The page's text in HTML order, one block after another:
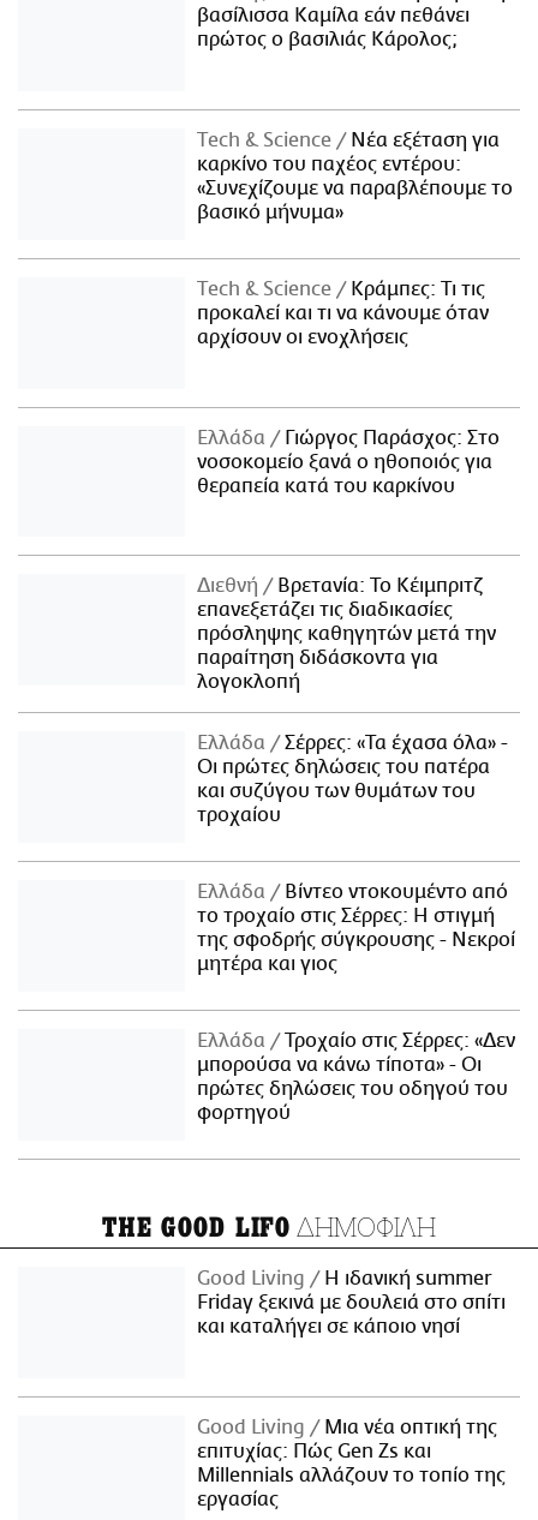
βασίλισσα Καμίλα εάν πεθάνει
πρώτος ο βασιλιάς Κάρολος;
Τech & Science
Νέα εξέταση για
καρκίνο του παχέος εντέρου:
«Συνεχίζουμε να παραβλέπουμε το
βασικό μήνυμα»
Τech & Science
Κράμπες: Τι τις
προκαλεί και τι να κάνουμε όταν
αρχίσουν οι ενοχλήσεις
Ελλάδα
Γιώργος Παράσχος: Στο
νοσοκομείο ξανά ο ηθοποιός για
θεραπεία κατά του καρκίνου
Διεθνή
Βρετανία: Το Κέιμπριτζ
επανεξετάζει τις διαδικασίες
πρόσληψης καθηγητών μετά την
παραίτηση διδάσκοντα για
λογοκλοπή
Ελλάδα
Σέρρες: «Τα έχασα όλα» -
Οι πρώτες δηλώσεις του πατέρα
και συζύγου των θυμάτων του
τροχαίου
Ελλάδα
Βίντεο ντοκουμέντο από
το τροχαίο στις Σέρρες: Η στιγμή
της σφοδρής σύγκρουσης - Νεκροί
μητέρα και γιος
Ελλάδα
Τροχαίο στις Σέρρες: «Δεν
μπορούσα να κάνω τίποτα» - Οι
πρώτες δηλώσεις του οδηγού του
φορτηγού
THE GOOD LIFO ΔΗΜΟΦΙΛΗ
Good Living
Η ιδανική summer
Friday ξεκινά με δουλειά στο σπίτι
και καταλήγει σε κάποιο νησί
Good Living
Μια νέα οπτική της
επιτυχίας: Πώς Gen Zs και
Millennials αλλάζουν το τοπίο της
εργασίας